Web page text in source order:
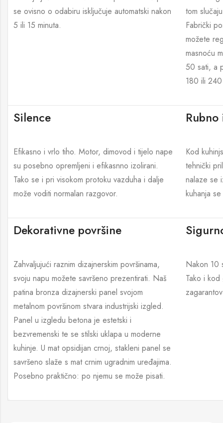
se ovisno o odabiru isključuje automatski nakon
5 ili 15 minuta.
tom
Fabrički
možete
masnoću
50 sati, a
180 ili
Silence
Efikasno i vrlo tiho. Motor, dimovod i tijelo nape
su posebno opremljeni i efikasnno izolirani.
Tako se i pri visokom protoku vazduha i dalje
može voditi normalan razgovor.
Kod
tehnički
nalaze se
kuhanja
Dekorativne površine
Zahvaljujući raznim dizajnerskim površinama,
svoju napu možete savršeno prezentirati. Naš
patina bronza dizajnerski panel svojom
metalnom površinom stvara industrijski izgled.
Panel u izgledu betona je estetski i
bezvremenski te se stilski uklapa u moderne
kuhinje. U mat opsidijan crnoj, stakleni panel se
savršeno slaže s mat crnim ugradnim uređajima.
Posebno praktično: po njemu se može pisati.
Nakon 10
Tako i kod